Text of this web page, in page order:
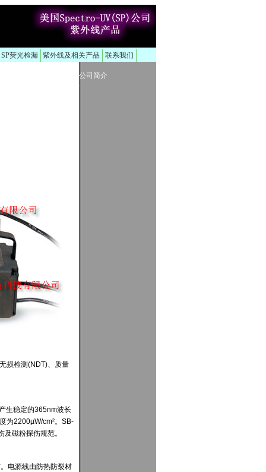
荧光检漏 紫外线及相关产品 联系我们
损检测(NDT)、质量
生稳定的365nm波长
为2200µW/cm²。 SB-
磁粉探伤规范。
电源线由防热防裂材
公司简介